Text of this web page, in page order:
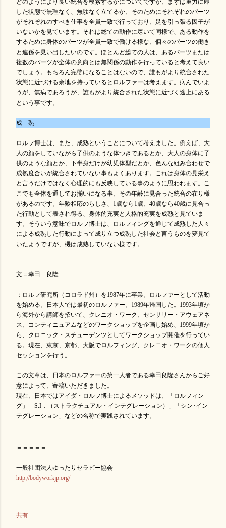
どのようにより良い統合を模索するかについてですが、まずは重力に即
した状態で無理なく、無駄なく立てるか、そのためにそれぞれのパーツ
がそれぞれのすべき仕事を全員一致で行っており、足を引っ張る因子が
いないかを見ています。それは総ての動作に尽いて同様で、ある動作を
するために身体のパーツが全員一致で働ける様な、個々のパーツの働き
と連係を見い出したいのです。ほとんど総ての人は、あるパーツまたは
複数のパーツが全体の意向とは無関係の動作を行っていると考えて良い
でしょう。もちろん完璧になることはないので、誰もがより統合された
状態に近づける余地を持っているとロルファーは考えます。病んでいよ
うが、無病であろうが、誰もがより統合された状態に近づく途上にある
という事です。
成 熟
ロルフ博士は、また、成熟ということについて考えました。例えば、大
人の顔をしていながら子供のような体つきであるとか、大人の身体に子
供のような顔とか、下半身だけが幼児体型だとか、色んな組み合わせで
成熟度合いが統合されていない事もよくあります。これは身体の見栄え
と言うだけではなく心理的にも反映している事のように思われます。こ
こでも全体を通してお揃いになる事、その年齢に見合った統合の在り様
があるのです。年齢相応のらしさ、1歳なら1歳、40歳なら40歳に見合っ
た行動として表され得る、身体的充実と人格的充実を成熟と見ていま
す。そういう意味でロルフ博士は、ロルフィングを通じて成熟した人々
による成熟した行動によって成り立つ成熟した社会と言うものを夢見て
いたようですが、機は成熟していない様です。
文＝幸田 良隆
：ロルフ研究所（コロラド州）を1987年に卒業。ロルファーとして活動
を始める。日本人では最初のロルファー。1989年帰国した。1993年頃か
ら海外から講師を招いて、クレニオ・ワーク、センサリー・アウェアネ
ス、コンティニュアムなどのワークショップを企画し始め、1999年頃か
ら、クロニック・スチューデンツとしてワークショップ開催を行ってい
る。現在、東京、京都、大阪でロルフィング、クレニオ・ワークの個人
セッションを行う。
この文章は、日本のロルファーの第一人者である幸田良隆さんからご好
意によって、寄稿いただきました。
現在、日本ではアイダ・ロルフ博士によるメソッドは、「ロルフィン
グ」「S.I．（ストラクチュアル・インテグレーション）」「シン･イン
テグレーション」などの名称で実践されています。
＝＝＝＝＝
一般社団法人ゆったりセラピー協会
http;//bodyworkjp.org/
共有